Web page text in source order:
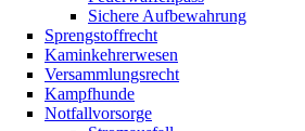
Sichere Aufbewahrung
Sprengstoffrecht
Kaminkehrerwesen
Versammlungsrecht
Kampfhunde
Notfallvorsorge